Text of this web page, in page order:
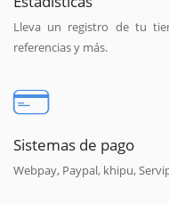
Lleva un registro de tu
referencias y más.
Sistemas de pago
Webpay, Paypal, khipu,